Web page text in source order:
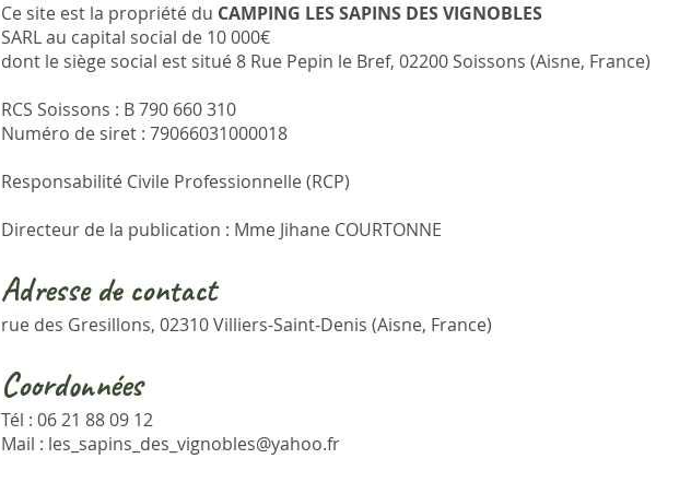
Ce site est la propriété du CAMPING LES SAPINS DES VIGNOBLES
SARL au capital social de 10 000€
dont le siège social est situé 8 Rue Pepin le Bref, 02200 Soissons (Aisne, France)
RCS Soissons : B 790 660 310
Numéro de siret : 79066031000018
Responsabilité Civile Professionnelle (RCP)
Directeur de la publication : Mme Jihane COURTONNE
Adresse de contact
rue des Gresillons, 02310 Villiers-Saint-Denis (Aisne, France)
Coordonnées
Tél : 06 21 88 09 12
Mail : les_sapins_des_vignobles@yahoo.fr